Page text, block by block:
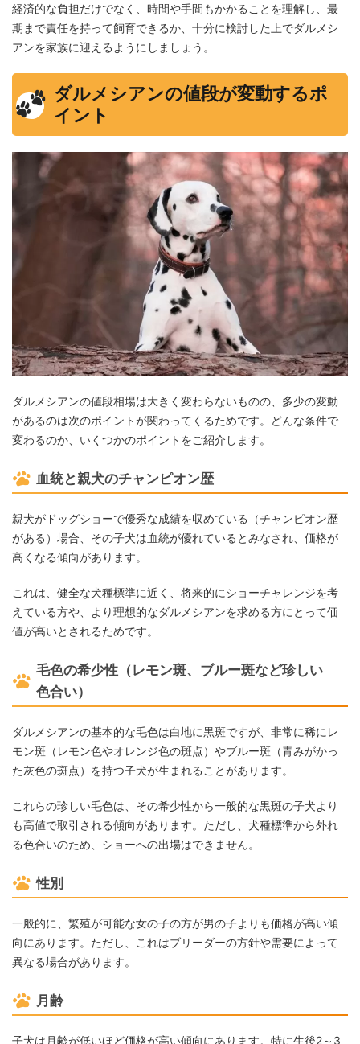
経済的な負担だけでなく、時間や手間もかかることを理解し、最
期まで責任を持って飼育できるか、十分に検討した上でダルメシ
アンを家族に迎えるようにしましょう。
ダルメシアンの値段が変動するポ
イント
ダルメシアンの値段相場は大きく変わらないものの、多少の変動
があるのは次のポイントが関わってくるためです。どんな条件で
変わるのか、いくつかのポイントをご紹介します。
血統と親犬のチャンピオン歴
親犬がドッグショーで優秀な成績を収めている（チャンピオン歴
がある）場合、その子犬は血統が優れているとみなされ、価格が
高くなる傾向があります。
これは、健全な犬種標準に近く、将来的にショーチャレンジを考
えている方や、より理想的なダルメシアンを求める方にとって価
値が高いとされるためです。
毛色の希少性（レモン斑、ブルー斑など珍しい
色合い）
ダルメシアンの基本的な毛色は白地に黒斑ですが、非常に稀にレ
モン斑（レモン色やオレンジ色の斑点）やブルー斑（青みがかっ
た灰色の斑点）を持つ子犬が生まれることがあります。
これらの珍しい毛色は、その希少性から一般的な黒斑の子犬より
も高値で取引される傾向があります。ただし、犬種標準から外れ
る色合いのため、ショーへの出場はできません。
性別
一般的に、繁殖が可能な女の子の方が男の子よりも価格が高い傾
向にあります。ただし、これはブリーダーの方針や需要によって
異なる場合があります。
月齢
子犬は月齢が低いほど価格が高い傾向にあります。特に生後2～3